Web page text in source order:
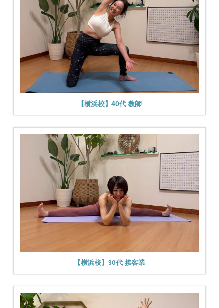
【横浜校】40代 教師
【横浜校】30代 接客業